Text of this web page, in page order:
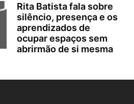
Rita Batista fala sobre
silêncio, presença e os
aprendizados de
ocupar espaços sem
abrirmão de si mesma